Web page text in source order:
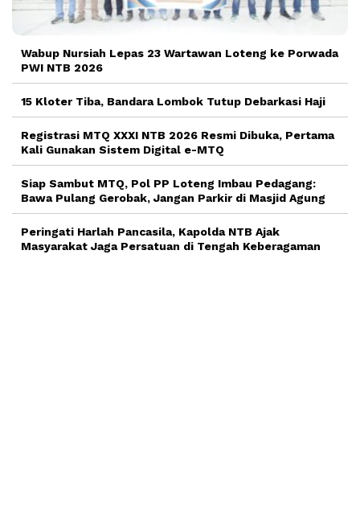
Wabup Nursiah Lepas 23 Wartawan Loteng ke Porwada
PWI NTB 2026
15 Kloter Tiba, Bandara Lombok Tutup Debarkasi Haji
Registrasi MTQ XXXI NTB 2026 Resmi Dibuka, Pertama
Kali Gunakan Sistem Digital e-MTQ
Siap Sambut MTQ, Pol PP Loteng Imbau Pedagang:
Bawa Pulang Gerobak, Jangan Parkir di Masjid Agung
Peringati Harlah Pancasila, Kapolda NTB Ajak
Masyarakat Jaga Persatuan di Tengah Keberagaman